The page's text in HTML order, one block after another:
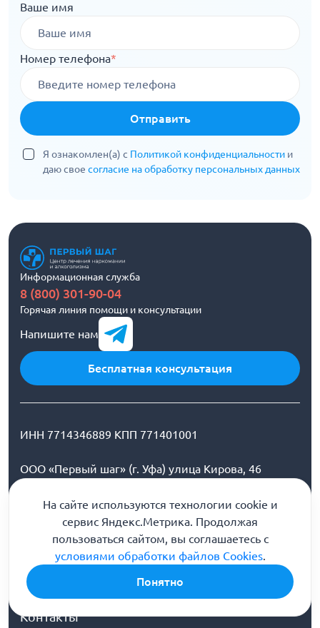
Ваше имя
Номер телефона*
Отправить
Я ознакомлен(а) с Политикой конфиденциальности и
даю свое согласие на обработку персональных данных
Информационная служба
8 (800) 301-90-04
Горячая линия помощи и консультации
Напишите нам
Бесплатная консультация
ИНН 7714346889 КПП 771401001
ООО «Первый шаг» (г. Уфа) улица Кирова, 46
Наш e-mail:
ufa@stranaprotivnarkotikov.ru
О клинике
Врачи
Лицензии
Галерея
Контакты
На сайте используются технологии cookie и
сервис Яндекс.Метрика. Продолжая
пользоваться сайтом, вы соглашаетесь с
условиями обработки файлов Cookies.
Понятно